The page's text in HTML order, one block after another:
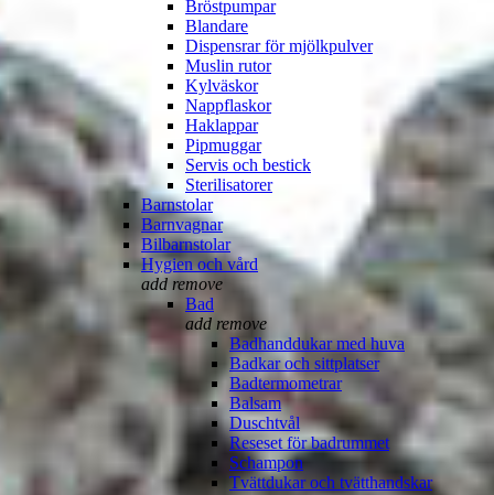
Bröstpumpar
Blandare
Dispensrar för mjölkpulver
Muslin rutor
Kylväskor
Nappflaskor
Haklappar
Pipmuggar
Servis och bestick
Sterilisatorer
Barnstolar
Barnvagnar
Bilbarnstolar
Hygien och vård
add remove
Bad
add remove
Badhanddukar med huva
Badkar och sittplatser
Badtermometrar
Balsam
Duschtvål
Reseset för badrummet
Schampon
Tvättdukar och tvätthandskar